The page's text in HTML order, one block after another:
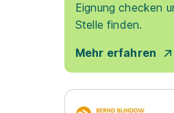
Eignung checken
Stelle finden.
Mehr erfahren